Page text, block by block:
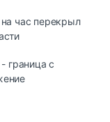
час перекрыл
граница с